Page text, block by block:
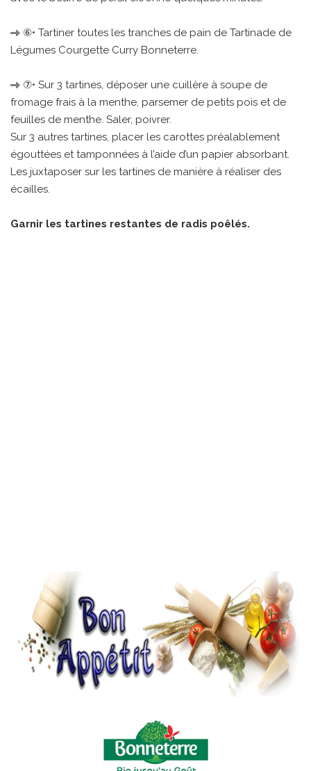
⑥• Tartiner toutes les tranches de pain de Tartinade de
Légumes Courgette Curry Bonneterre.
⑦• Sur 3 tartines, déposer une cuillère à soupe de
fromage frais à la menthe, parsemer de petits pois et de
feuilles de menthe. Saler, poivrer.
Sur 3 autres tartines, placer les carottes préalablement
égouttées et tamponnées à l’aide d’un papier absorbant.
Les juxtaposer sur les tartines de manière à réaliser des
écailles.
Garnir les tartines restantes de radis poêlés.